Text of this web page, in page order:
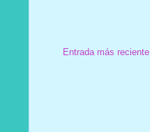
Entrada más reciente